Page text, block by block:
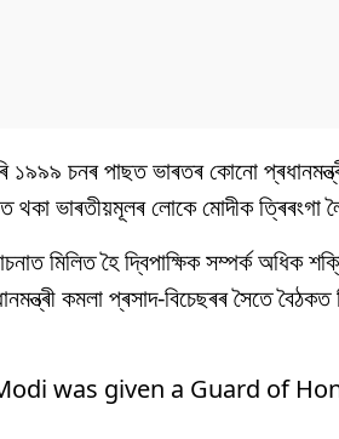
১৯৯৯ চনৰ পাছত ভাৰতৰ কোনো
থকা ভাৰতীয়মূলৰ লোকে মোদীক ত্ৰিৰংগা
মিলিত হৈ দ্বিপাক্ষিক সম্পৰ্ক অধিক
কমলা প্ৰসাদ-বিচেছৰৰ সৈতে
was given a Guard of